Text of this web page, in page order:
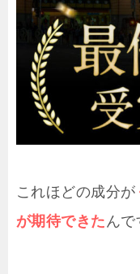
これほどの成分が
が期待できた んで